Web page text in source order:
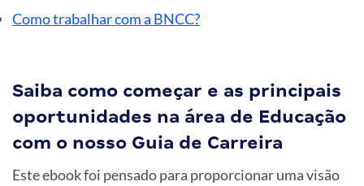
Como trabalhar com a BNCC?
Saiba como começar e as principais
oportunidades na área de Educação
com o nosso Guia de Carreira
Este ebook foi pensado para proporcionar uma visão